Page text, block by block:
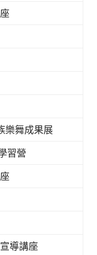
樂舞成果展
習營
導講座